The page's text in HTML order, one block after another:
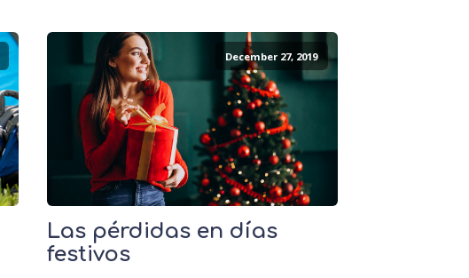
December 27, 2019
Las pérdidas en días
festivos